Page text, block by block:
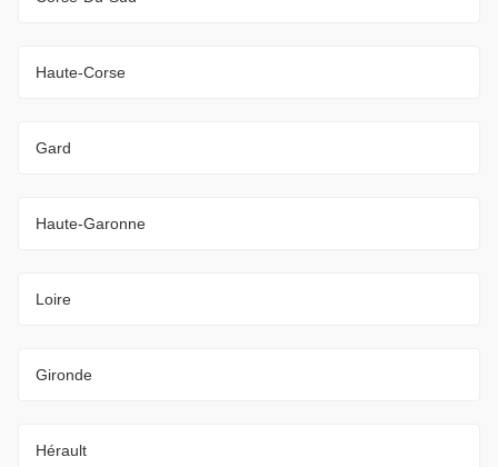
Haute-Corse
Gard
Haute-Garonne
Loire
Gironde
Hérault